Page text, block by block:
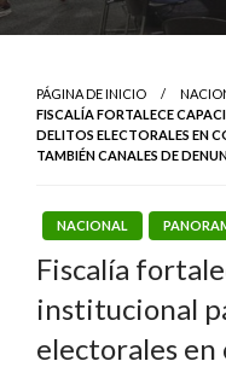
PÁGINA DE INICIO
FISCALÍA FORTALECE
DELITOS ELECTORALES EN
TAMBIÉN CANALES DE
NACIONAL
Fiscalía
institucional
electorales en